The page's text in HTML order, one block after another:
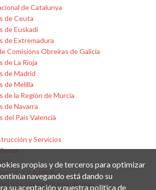
de Catalunya
de Ceuta
de Euskadi
de Extremadura
Comisións Obreiras de Galicia
de La Rioja
de Madrid
de Melilla
de la Región de Murcia
de Navarra
del País Valencià
y Servicios
y Jubilados
y Sectores Sociosanitarios
propias y de terceros para optimizar
navegando está dando su
su aceptación y nuestra política de